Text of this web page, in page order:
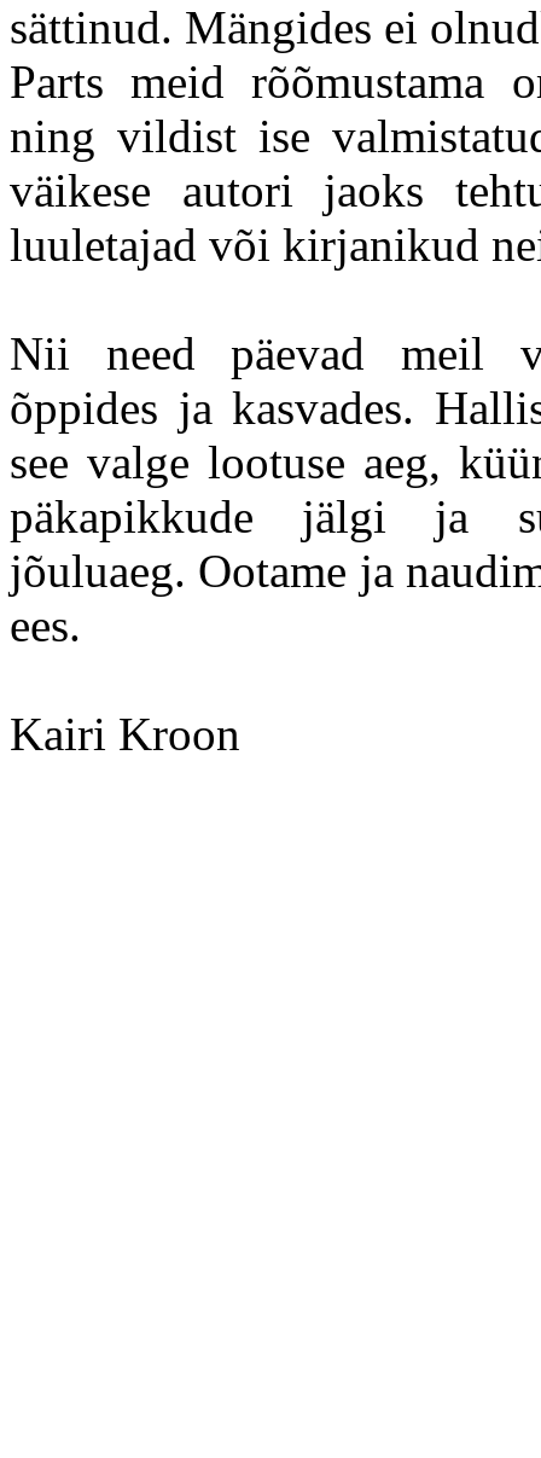
sättinud. Mängides ei
Parts meid rõõmustama
ning vildist ise
väikese autori jaoks
luuletajad või kirjanikud
Nii need päevad meil
õppides ja kasvades.
see valge lootuse aeg,
päkapikkude jälgi ja
jõuluaeg. Ootame ja
ees.
Kairi Kroon